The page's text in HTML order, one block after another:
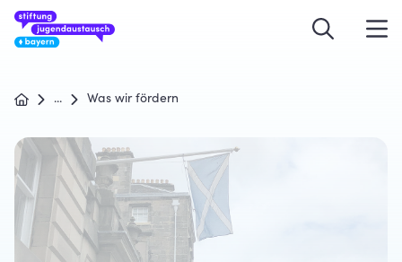
... Was wir fördern